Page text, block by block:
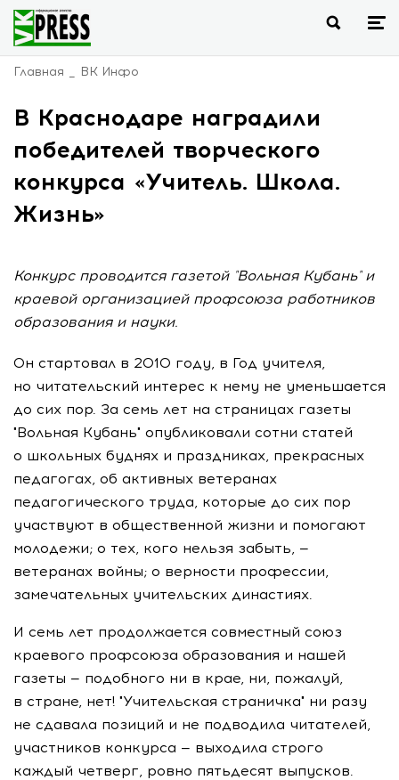
Главная ВК Инфо
В Краснодаре наградили
победителей творческого
конкурса «Учитель. Школа.
Жизнь»
Конкурс проводится газетой "Вольная Кубань" и
краевой организацией профсоюза работников
образования и науки.
Он стартовал в 2010 году, в Год учителя,
но читательский интерес к нему не уменьшается
до сих пор. За семь лет на страницах газеты
"Вольная Кубань" опубликовали сотни статей
о школьных буднях и праздниках, прекрасных
педагогах, об активных ветеранах
педагогического труда, которые до сих пор
участвуют в общественной жизни и помогают
молодежи; о тех, кого нельзя забыть, —
ветеранах войны; о верности профессии,
замечательных учительских династиях.
И семь лет продолжается совместный союз
краевого профсоюза образования и нашей
газеты — подобного ни в крае, ни, пожалуй,
в стране, нет! "Учительская страничка" ни разу
не сдавала позиций и не подводила читателей,
участников конкурса — выходила строго
каждый четверг, ровно пятьдесят выпусков.